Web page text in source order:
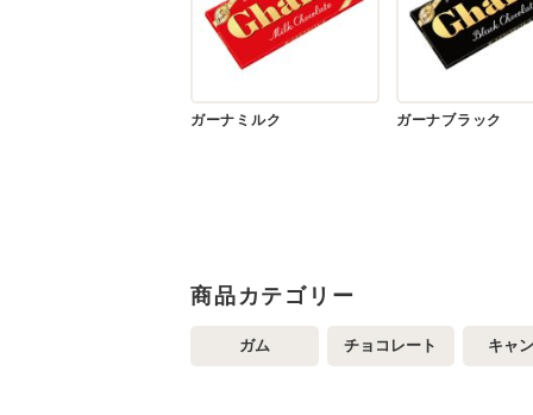
ガーナミルク ガーナブラック
商品カテゴリー
ガム チョコレート キャ